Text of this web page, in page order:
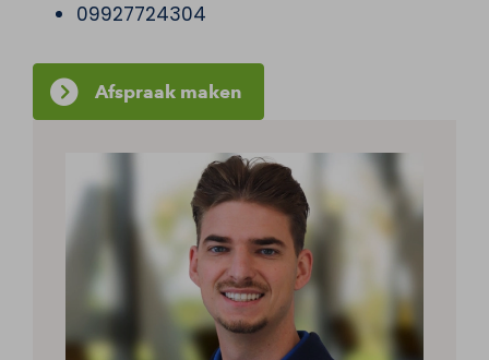
09927724304
Afspraak maken